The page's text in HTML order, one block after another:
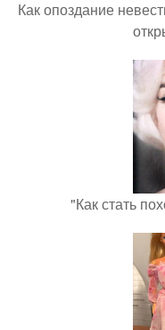
Как опоздание
"Как стать